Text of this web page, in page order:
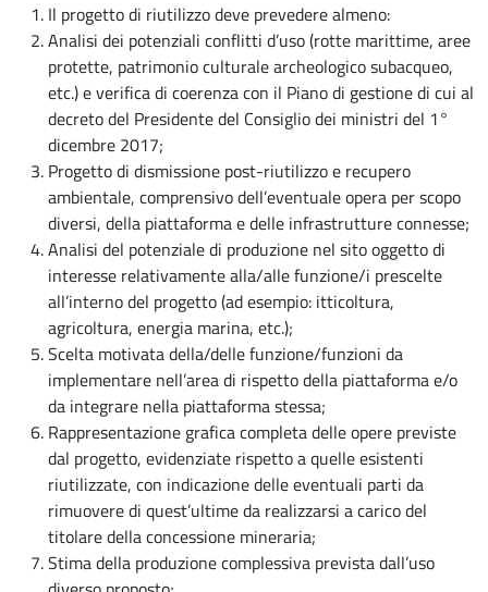
Il progetto di riutilizzo deve prevedere almeno:
Analisi dei potenziali conflitti d’uso (rotte marittime, aree
protette, patrimonio culturale archeologico subacqueo,
etc.) e verifica di coerenza con il Piano di gestione di cui al
decreto del Presidente del Consiglio dei ministri del 1°
dicembre 2017;
Progetto di dismissione post-riutilizzo e recupero
ambientale, comprensivo dell’eventuale opera per scopo
diversi, della piattaforma e delle infrastrutture connesse;
Analisi del potenziale di produzione nel sito oggetto di
interesse relativamente alla/alle funzione/i prescelte
all’interno del progetto (ad esempio: itticoltura,
agricoltura, energia marina, etc.);
Scelta motivata della/delle funzione/funzioni da
implementare nell’area di rispetto della piattaforma e/o
da integrare nella piattaforma stessa;
Rappresentazione grafica completa delle opere previste
dal progetto, evidenziate rispetto a quelle esistenti
riutilizzate, con indicazione delle eventuali parti da
rimuovere di quest’ultime da realizzarsi a carico del
titolare della concessione mineraria;
Stima della produzione complessiva prevista dall’uso